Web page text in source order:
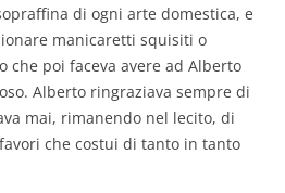
di ogni arte domestica, e
manicaretti squisiti o
che poi faceva avere ad Alberto
Alberto ringraziava sempre di
mai, rimanendo nel lecito, di
che costui di tanto in tanto